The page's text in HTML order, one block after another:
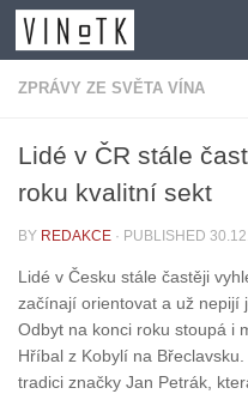
Skip to content
ZPRÁVY ZE SVĚTA VÍNA
Lidé v ČR stále
roku kvalitní sekt
BY REDAKCE · PUBLISHED
Lidé v Česku stále častěji
začínají orientovat a už nepijí
Odbyt na konci roku stoupá i
Hříbal z Kobylí na
tradici značky Jan Petrák,